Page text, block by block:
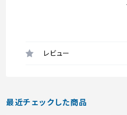
レビュー
最近チェックした商品